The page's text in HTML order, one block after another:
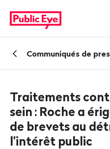
sur
publiceye.ch
rapide
RetourCommuniqués de
Traitements
sein : Roche a
de brevets au
l’intérêt public